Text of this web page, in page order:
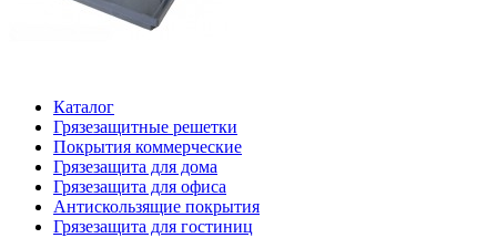
Каталог
Грязезащитные решетки
Покрытия коммерческие
Грязезащита для дома
Грязезащита для офиса
Антискользящие покрытия
Грязезащита для гостиниц